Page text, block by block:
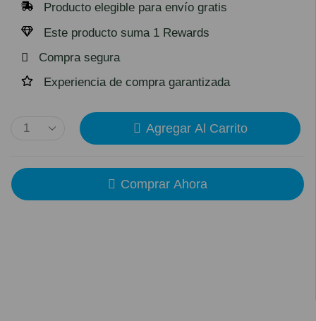
Producto elegible para envío gratis
Este producto suma 1 Rewards
Compra segura
Experiencia de compra garantizada
Agregar Al Carrito
Comprar Ahora